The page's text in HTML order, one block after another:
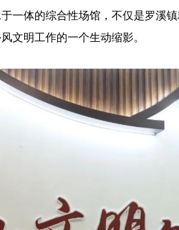
一体的综合性场馆，不仅是罗溪
文明工作的一个生动缩影。